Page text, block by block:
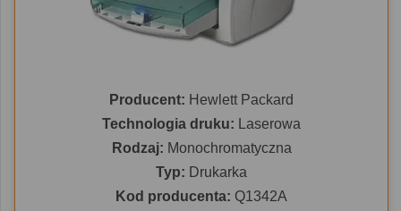
Producent: Hewlett Packard
Technologia druku: Laserowa
Rodzaj: Monochromatyczna
Typ: Drukarka
Kod producenta: Q1342A